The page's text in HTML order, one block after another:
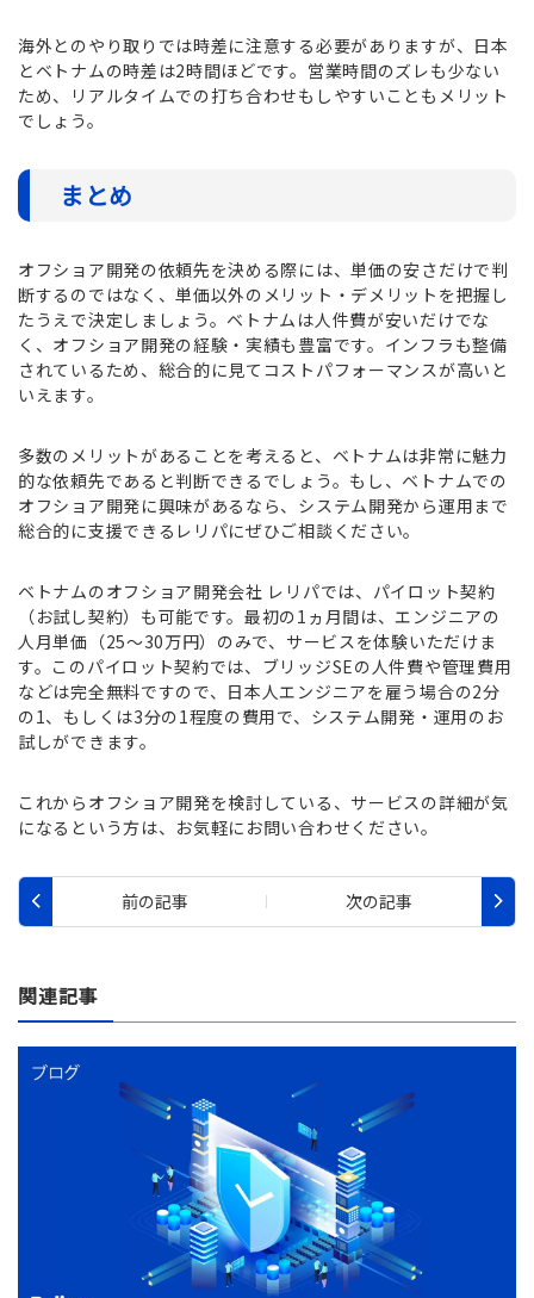
海外とのやり取りでは時差に注意する必要がありますが、日本
とベトナムの時差は2時間ほどです。営業時間のズレも少ない
ため、リアルタイムでの打ち合わせもしやすいこともメリット
でしょう。
まとめ
オフショア開発の依頼先を決める際には、単価の安さだけで判
断するのではなく、単価以外のメリット・デメリットを把握し
たうえで決定しましょう。ベトナムは人件費が安いだけでな
く、オフショア開発の経験・実績も豊富です。インフラも整備
されているため、総合的に見てコストパフォーマンスが高いと
いえます。
多数のメリットがあることを考えると、ベトナムは非常に魅力
的な依頼先であると判断できるでしょう。もし、ベトナムでの
オフショア開発に興味があるなら、システム開発から運用まで
総合的に支援できるレリパにぜひご相談ください。
ベトナムのオフショア開発会社 レリパでは、パイロット契約
（お試し契約）も可能です。最初の1ヵ月間は、エンジニアの
人月単価（25～30万円）のみで、サービスを体験いただけま
す。このパイロット契約では、ブリッジSEの人件費や管理費用
などは完全無料ですので、日本人エンジニアを雇う場合の2分
の1、もしくは3分の1程度の費用で、システム開発・運用のお
試しができます。
これからオフショア開発を検討している、サービスの詳細が気
になるという方は、お気軽にお問い合わせください。
関連記事